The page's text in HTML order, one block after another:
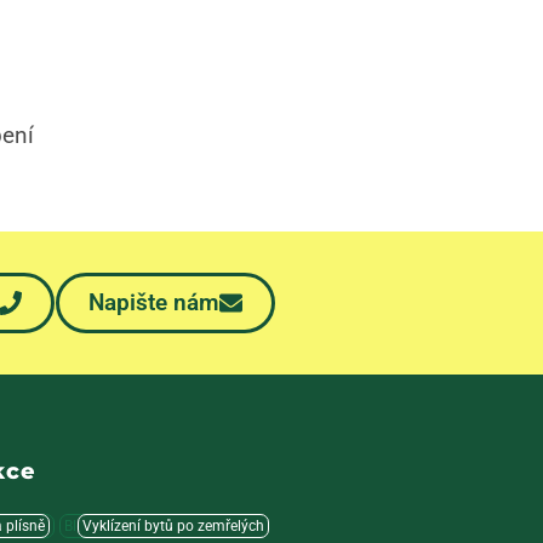
Napište nám
Blechy
plísně Vyklízení bytů po zemřelých